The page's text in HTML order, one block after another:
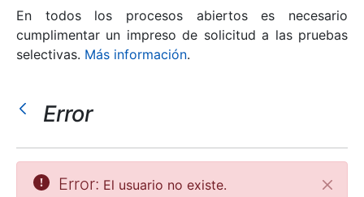
Mostrar/Ocultar
En todos los procesos abiertos es necesario
cumplimentar un impreso de solicitud a las pruebas
selectivas. Más información.
Error
Cerrar
Error: El usuario no existe.